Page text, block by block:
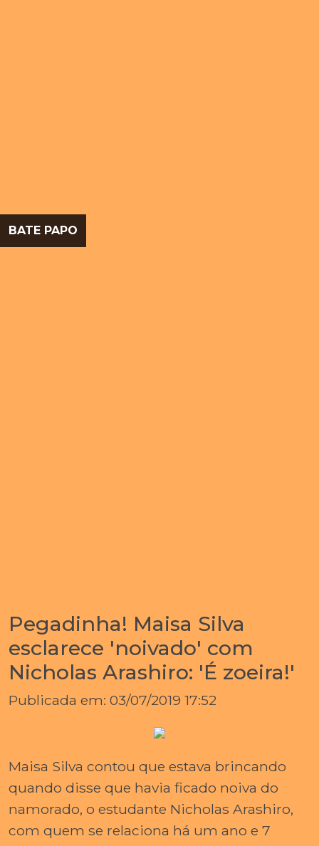
BATE PAPO
Pegadinha! Maisa Silva
esclarece 'noivado' com
Nicholas Arashiro: 'É zoeira!'
Publicada em: 03/07/2019 17:52
Maisa Silva contou que estava brincando
quando disse que havia ficado noiva do
namorado, o estudante Nicholas Arashiro,
com quem se relaciona há um ano e 7